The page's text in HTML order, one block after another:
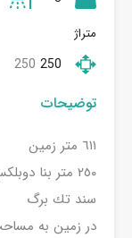
متراژ
250
250
توضیحات
٦١١ متر زمين
٢٥٠ متر بنا دوبلكس
سند تك برگ